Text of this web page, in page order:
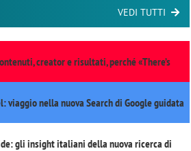
VEDI TUTTI
creator e risultati, perché «There’s
viaggio nella nuova Search di Google guidata
gli insight italiani della nuova ricerca di